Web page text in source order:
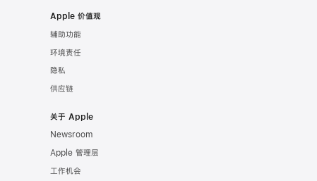
Apple 价值观
辅助功能
环境责任
隐私
供应链
关于 Apple
Newsroom
Apple 管理层
工作机会